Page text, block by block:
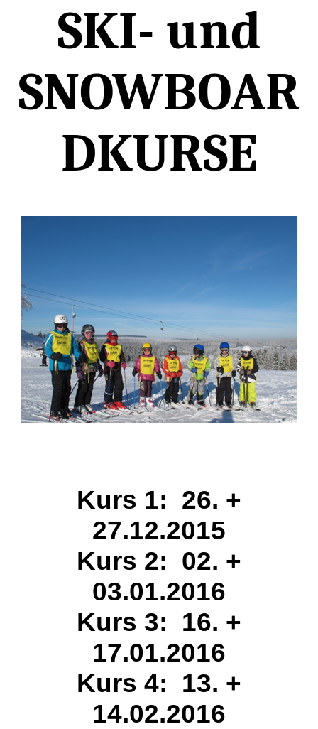
SKI- und
SNOWBOAR
DKURSE
Kurs 1: 26. +
27.12.2015
Kurs 2: 02. +
03.01.2016
Kurs 3: 16. +
17.01.2016
Kurs 4: 13. +
14.02.2016